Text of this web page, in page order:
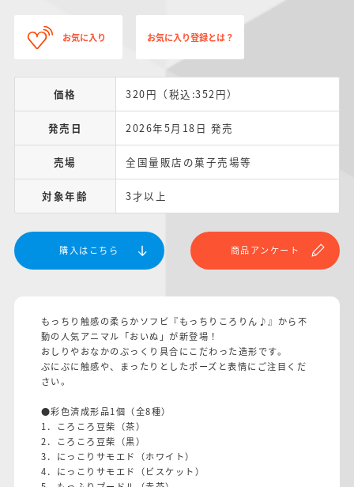
お気に入り お気に入り登録とは？
価格 320円（税込:352円）
発売日 2026年5月18日 発売
売場 全国量販店の菓子売場等
対象年齢 3才以上
購入はこちら 商品アンケート
もっちり触感の柔らかソフビ『もっちりころりん♪』から不
動の人気アニマル「おいぬ」が新登場！
おしりやおなかのぷっくり具合にこだわった造形です。
ぷにぷに触感や、まったりとしたポーズと表情にご注目くだ
さい。
●彩色済成形品1個（全8種）
1．ころころ豆柴（茶）
2．ころころ豆柴（黒）
3．にっこりサモエド（ホワイト）
4．にっこりサモエド（ビスケット）